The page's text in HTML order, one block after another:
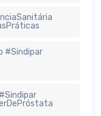
#Sindipar